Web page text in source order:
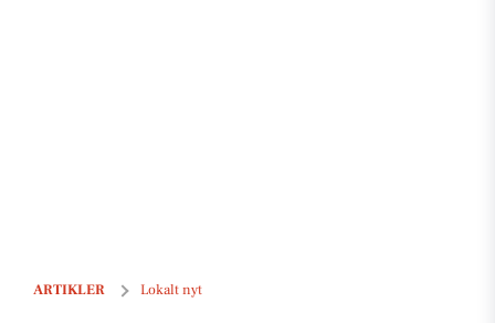
ARTIKLER Lokalt nyt
Sporfornyelser lukker for togtrafik på flere hovedstrækninger